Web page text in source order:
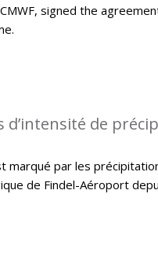
signed the
d’intensité de
marqué par les
de Findel-Aéroport